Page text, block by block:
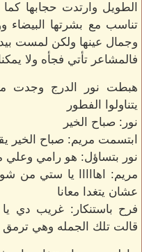
الطويل وارتدت حجابها
تناسب مع بشرتها
وجمال عينها ولكن لمست
فالمشاعر تأتي فجأه ولا
هبطت نور الدرج وجدت
يتناولوا الفطور
نور: صباح الخير
ابتسمت مريم: صباح الخير
نور بتساؤل: هو رامي وعلي
عشان يتغدا معانا
فرح باستنكار: غريب دي
قالت تلك الجمله وهي ترمق